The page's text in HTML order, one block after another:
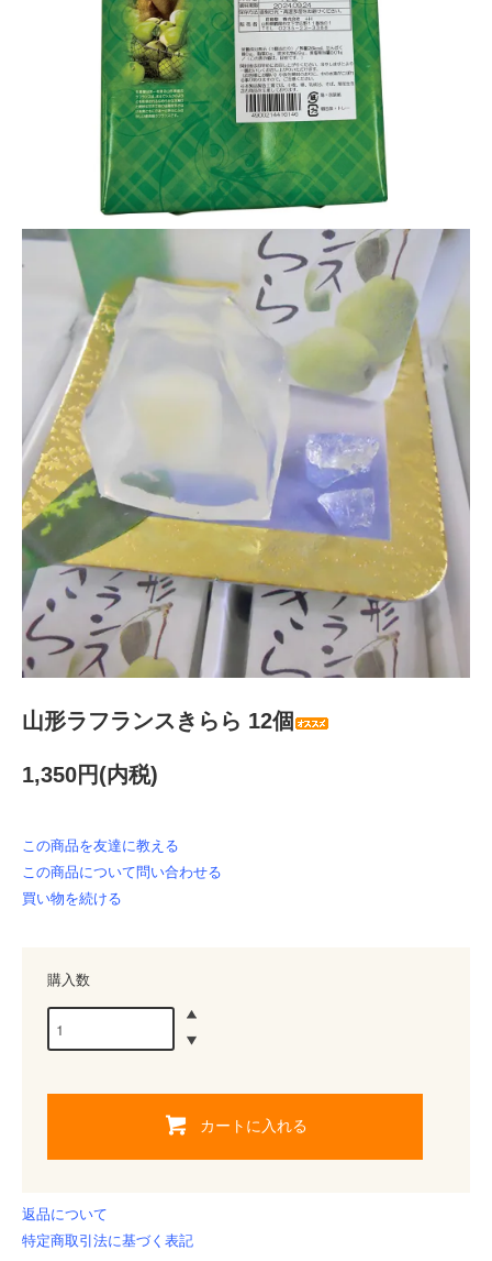
山形ラフランスきらら 12個
1,350円(内税)
この商品を友達に教える
この商品について問い合わせる
買い物を続ける
購入数
カートに入れる
返品について
特定商取引法に基づく表記